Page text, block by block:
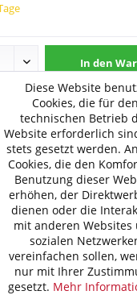
In den
Fragen zum Artikel?
BI-H0071-
Versand ab € 60,-
mit mehr als
Zurück-Garantie
Diese Website
Cookies, die für den
technischen Betrieb
Website erforderlich
stets gesetzt werden.
Cookies, die den
Benutzung dieser
erhöhen, der
dienen oder die
mit anderen Websites
sozialen
vereinfachen sollen,
nur mit Ihrer
gesetzt. Mehr